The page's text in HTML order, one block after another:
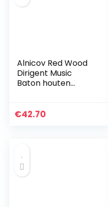
Alnicov Red Wood
Dirigent Music
Baton houten
muziekonderdelen
€42.70